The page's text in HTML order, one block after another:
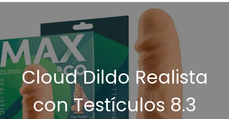
Cloud Dildo Realista
con Testículos 8.3